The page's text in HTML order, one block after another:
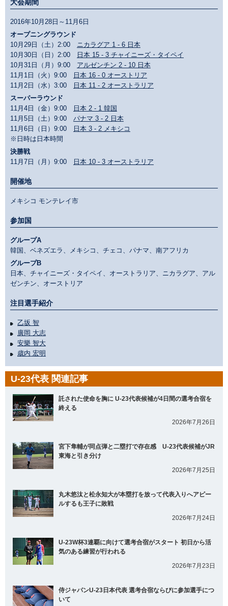
大会期間
2016年10月28日～11月6日
オープニングラウンド
10月29日（土）2:00 ニカラグア 1 - 6 日本
10月30日（日）2:00
日本 15 - 3 チャイニーズ・タイペイ
10月31日（月）9:00 アルゼンチン 2 - 10 日本
11月1日（火）9:00
日本 16 - 0 オーストリア
11月2日（水）3:00
日本 11 - 2 オーストラリア
スーパーラウンド
11月4日（金）9:00
日本 2 - 1 韓国
11月5日（土）9:00 パナマ 3 - 2 日本
11月6日（日）9:00
日本 3 - 2 メキシコ
※日時は日本時間
決勝戦
11月7日（月）9:00
日本 10 - 3 オーストラリア
開催地
メキシコ モンテレイ市
参加国
グループA
韓国、ベネズエラ、メキシコ、チェコ、パナマ、南アフリカ
グループB
日本、チャイニーズ・タイペイ、オーストラリア、ニカラグア、アル
ゼンチン、オーストリア
注目選手紹介
乙坂 智
廣岡 大志
安樂 智大
歳内 宏明
U-23代表 関連記事
託された使命を胸に U-23代表候補が4日間の選考合宿を
終える
2026年7月26日
宮下隼輔が同点弾と二塁打で存在感 U-23代表候補がJR
東海と引き分け
2026年7月25日
丸木悠汰と松永知大が本塁打を放って代表入りへアピー
ルするも王子に敗戦
2026年7月24日
U-23W杯3連覇に向けて選考合宿がスタート 初日から活
気のある練習が行われる
2026年7月23日
侍ジャパンU-23日本代表 選考合宿ならびに参加選手につ
いて